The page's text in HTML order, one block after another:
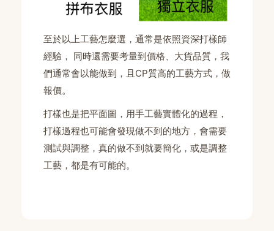
至於以上工藝怎麼選，通常是依照資深打樣師
經驗， 同時還需要考量到價格、大貨品質，我
們通常會以能做到，且CP質高的工藝方式，做
報價。
打樣也是把平面圖，用手工藝實體化的過程，
打樣過程也可能會發現做不到的地方，會需要
測試與調整，真的做不到就要簡化，或是調整
工藝，都是有可能的。